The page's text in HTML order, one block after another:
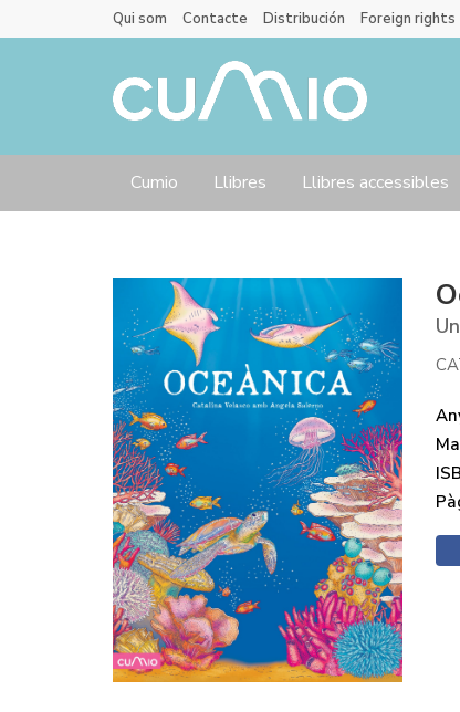
Qui som Contacte Distribución Foreign rights
Cumio Llibres Llibres accessibles